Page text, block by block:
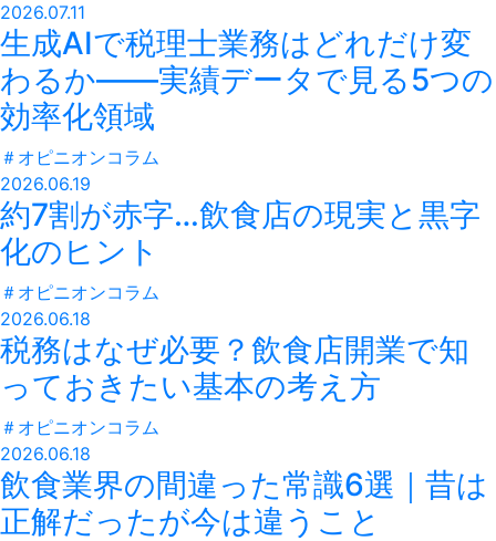
2026.07.11
生成AIで税理士業務はどれだけ変
わるか——実績データで見る5つの
効率化領域
＃ オピニオンコラム
2026.06.19
約7割が赤字…飲食店の現実と黒字
化のヒント
＃ オピニオンコラム
2026.06.18
税務はなぜ必要？飲食店開業で知
っておきたい基本の考え方
＃ オピニオンコラム
2026.06.18
飲食業界の間違った常識6選｜昔は
正解だったが今は違うこと